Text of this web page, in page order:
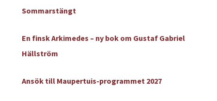
Sommarstängt
En finsk Arkimedes – ny bok om Gustaf Gabriel
Hällström
Ansök till Maupertuis-programmet 2027